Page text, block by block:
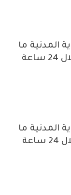
المدنية ما
بين 02 إلى 03 أوت 2026(خلال 24 ساعة
المدنية ما
بين 01 إلى 02 أوت 2026(خلال 24 ساعة